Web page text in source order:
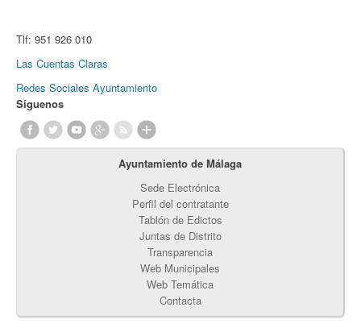
Tlf: 951 926 010
Las Cuentas Claras
Redes Sociales Ayuntamiento
Síguenos
Ayuntamiento de Málaga
Sede Electrónica
Perfil del contratante
Tablón de Edictos
Juntas de Distrito
Transparencia
Web Municipales
Web Temática
Contacta